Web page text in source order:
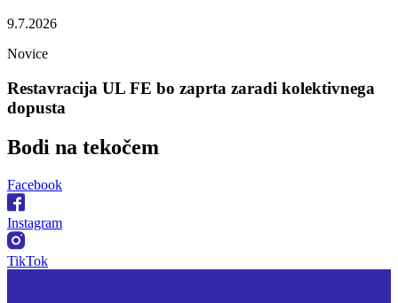
9.7.2026
Novice
Restavracija UL FE bo zaprta zaradi kolektivnega
dopusta
Bodi na tekočem
Facebook
Instagram
TikTok